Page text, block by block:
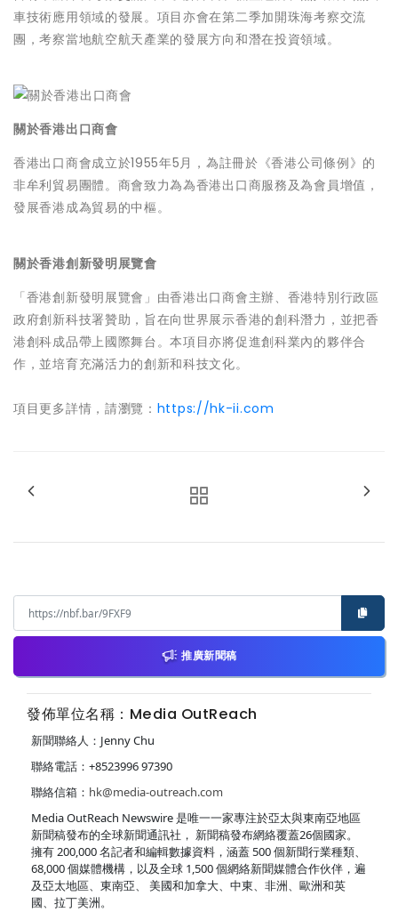
車技術應用領域的發展。項目亦會在第二季加開珠海考察交流
團，考察當地航空航天產業的發展方向和潛在投資領域。
關於香港出口商會
香港出口商會成立於1955年5月，為註冊於《香港公司條例》的
非牟利貿易團體。商會致力為為香港出口商服務及為會員增值，
發展香港成為貿易的中樞。
關於香港創新發明展覽會
「香港創新發明展覽會」由香港出口商會主辦、香港特別行政區
政府創新科技署贊助，旨在向世界展示香港的創科潛力，並把香
港創科成品帶上國際舞台。本項目亦將促進創科業內的夥伴合
作，並培育充滿活力的創新和科技文化。
項目更多詳情，請瀏覽： https://hk-ii.com
推廣新聞稿
發佈單位名稱：Media OutReach
新聞聯絡人：Jenny Chu
聯絡電話：+8523996 97390
聯絡信箱： hk@media-outreach.com
Media OutReach Newswire 是唯一一家專注於亞太與東南亞地區
新聞稿發布的全球新聞通訊社， 新聞稿發布網絡覆蓋26個國家。
擁有 200,000 名記者和編輯數據資料，涵蓋 500 個新聞行業種類、
68,000 個媒體機構，以及全球 1,500 個網絡新聞媒體合作伙伴，遍
及亞太地區、東南亞、 美國和加拿大、中東、非洲、歐洲和英
國、拉丁美洲。